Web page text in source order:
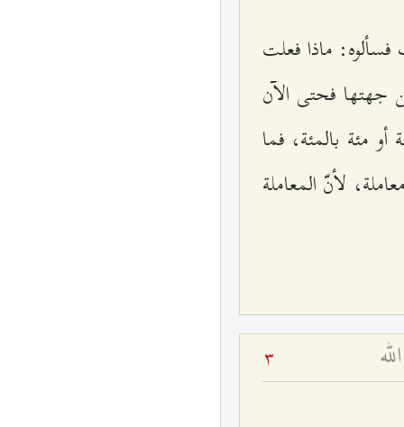
ماذا فعلت
جهتها فحتى الآن
مئة بالمئة، فما
لأنّ المعاملة
3